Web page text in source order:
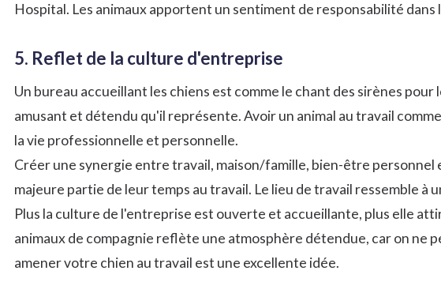
Hospital. Les animaux apportent un sentiment de responsabilité
5. Reflet de la culture d'entreprise
Un bureau accueillant les chiens est comme le chant des sirènes
amusant et détendu qu'il représente. Avoir un animal au travail
la vie professionnelle et personnelle.
Créer une synergie entre travail, maison/famille, bien-être
majeure partie de leur temps au travail. Le lieu de travail ressemble à
Plus la culture de l'entreprise est ouverte et accueillante, plus elle
animaux de compagnie reflète une atmosphère détendue, car on ne
amener votre chien au travail est une excellente idée.